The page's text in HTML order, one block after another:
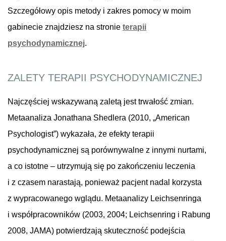
Szczegółowy opis metody i zakres pomocy w moim
gabinecie znajdziesz na stronie terapii
psychodynamicznej.
ZALETY TERAPII PSYCHODYNAMICZNEJ
Najczęściej wskazywaną zaletą jest trwałość zmian.
Metaanaliza Jonathana Shedlera (2010, „American
Psychologist”) wykazała, że efekty terapii
psychodynamicznej są porównywalne z innymi nurtami,
a co istotne – utrzymują się po zakończeniu leczenia
i z czasem narastają, ponieważ pacjent nadal korzysta
z wypracowanego wglądu. Metaanalizy Leichsenringa
i współpracowników (2003, 2004; Leichsenring i Rabung
2008, JAMA) potwierdzają skuteczność podejścia